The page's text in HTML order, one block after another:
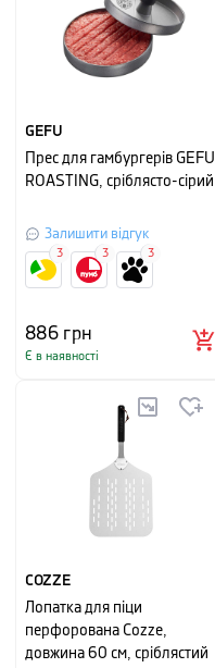
GEFU
Прес для гамбургерів GEFU
ROASTING, сріблясто-сірий
Залишити відгук
886грн
Є в наявності
3 3 3
COZZE
Лопатка для піци
перфорована Cozze,
довжина 60 см, сріблястий